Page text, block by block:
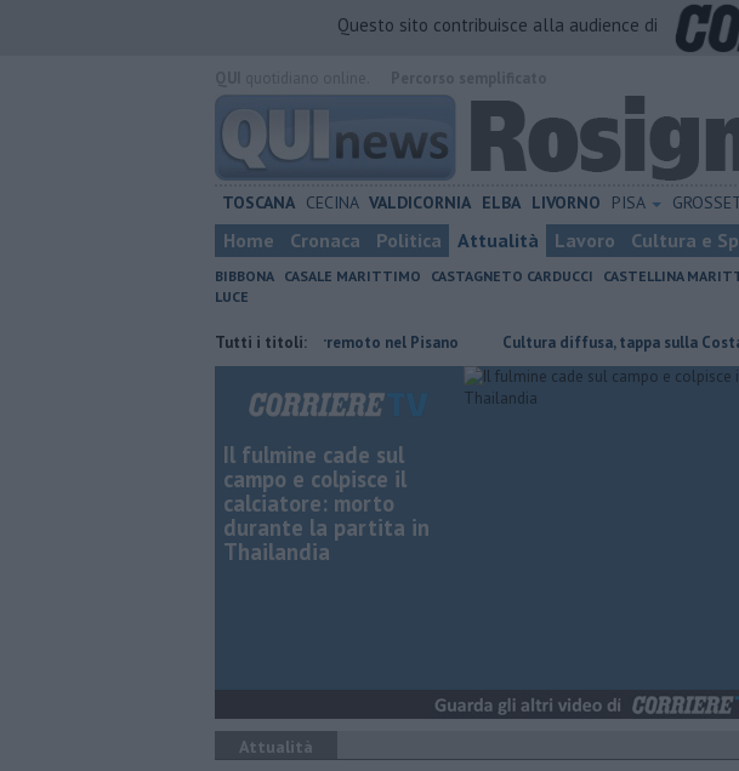
Questo sito contribuisce alla audience di
TOSCANA CECINA VALDICORNIA ELBA LIVORNO PISA
Home Cronaca Politica Attualità Lavoro Cultura e
BIBBONA CASALE MARITTIMO CASTAGNETO CARDUCCI CASTELLINA
LUCE
Tutti i titoli:
Ancora una scossa di terremoto nel Pisano Cultura diffusa, tappa sulla Costa degli
Il fulmine cade sul
campo e colpisce il
calciatore: morto
durante la partita in
Thailandia
Attualità